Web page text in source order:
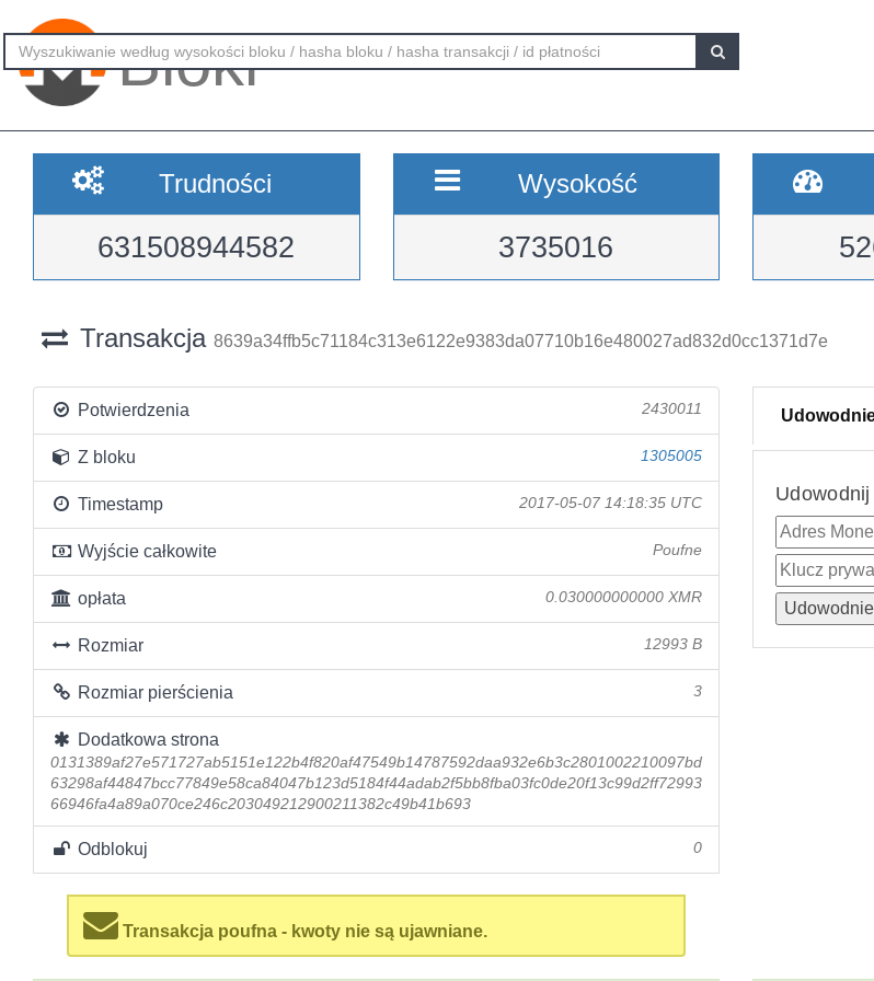
Bloki
Trudności
631508944582
Wysokość
3735016
Transakcja 8639a34ffb5c71184c313e6122e9383da07710b16e480027ad832d0cc1371d7e
Potwierdzenia 2430011
Z bloku 1305005
Timestamp 2017-05-07 14:18:35 UTC
Wyjście całkowite Poufne
opłata 0.030000000000 XMR
Rozmiar 12993 B
Rozmiar pierścienia 3
Dodatkowa strona
0131389af27e571727ab5151e122b4f820af47549b14787592daa932e6b3c2801002210097bd
63298af44847bcc77849e58ca84047b123d5184f44adab2f5bb8fba03fc0de20f13c99d2ff72993
66946fa4a89a070ce246c203049212900211382c49b41b693
Odblokuj 0
Transakcja poufna - kwoty nie są ujawniane.